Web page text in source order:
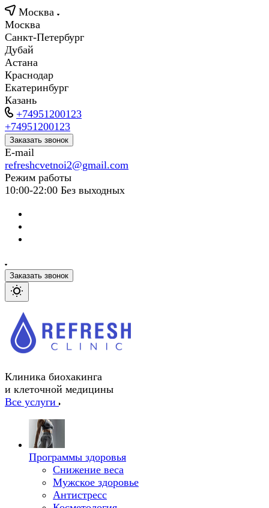
Москва
Москва
Санкт-Петербург
Дубай
Астана
Краснодар
Екатеринбург
Казань
+74951200123
+74951200123
Заказать звонок
E-mail
refreshcvetnoi2@gmail.com
Режим работы
10:00-22:00 Без выходных
Заказать звонок
Клиника биохакинга
и клеточной медицины
Все услуги
Программы здоровья
Снижение веса
Мужское здоровье
Антистресс